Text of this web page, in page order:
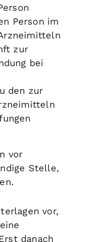
Person im
zur
bei
den zur
vor
Stelle,
vor,
danach